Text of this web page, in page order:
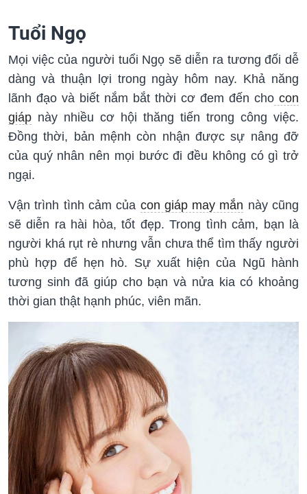
Tuổi Ngọ
Mọi việc của người tuổi Ngọ sẽ diễn ra tương đối dễ
dàng và thuận lợi trong ngày hôm nay. Khả năng
lãnh đạo và biết nắm bắt thời cơ đem đến cho con
giáp này nhiều cơ hội thăng tiến trong công việc.
Đồng thời, bản mệnh còn nhận được sự nâng đỡ
của quý nhân nên mọi bước đi đều không có gì trở
ngại.
Vận trình tình cảm của con giáp may mắn này cũng
sẽ diễn ra hài hòa, tốt đẹp. Trong tình cảm, bạn là
người khá rụt rè nhưng vẫn chưa thể tìm thấy người
phù hợp để hẹn hò. Sự xuất hiện của Ngũ hành
tương sinh đã giúp cho bạn và nửa kia có khoảng
thời gian thật hạnh phúc, viên mãn.